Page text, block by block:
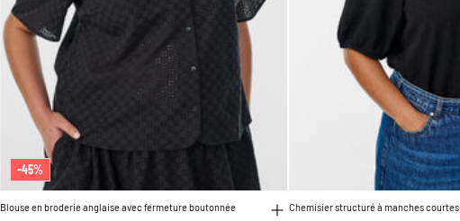
-45%
Blouse en broderie anglaise avec fermeture boutonnée Chemisier structuré à manches courtes